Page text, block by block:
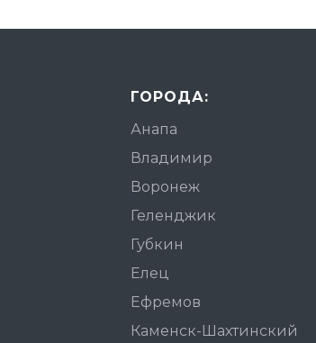
ГОРОДА:
Анапа
Владимир
Воронеж
Геленджик
Губкин
Елец
Ефремов
Каменск-Шахтинский